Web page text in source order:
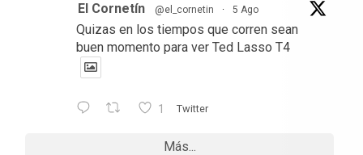
El Cornetín @el_cornetin · 5 Ago
Quizas en los tiempos que corren sean
buen momento para ver Ted Lasso T4
1 Twitter
Más...